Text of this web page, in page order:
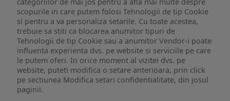
scopurile in care putem folosi Tehnologii de tip Cookie
si pentru a va personaliza setarile. Cu toate acestea,
trebuie sa stiti ca blocarea anumitor tipuri de
Tehnologii de tip Cookie sau a anumitor Vendor-i poate
influenta experienta dvs. pe website si serviciile pe care
le putem oferi. In orice moment al vizitei dvs. pe
website, puteti modifica o setare anterioara, prin click
pe sectiunea Modifica setari confidentialitate, din josul
paginii.